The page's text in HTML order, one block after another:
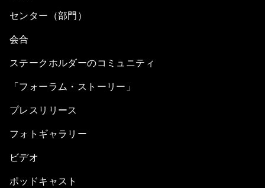
センター（部門）
会合
ステークホルダーのコミュニティ
「フォーラム・ストーリー」
プレスリリース
フォトギャラリー
ビデオ
ポッドキャスト